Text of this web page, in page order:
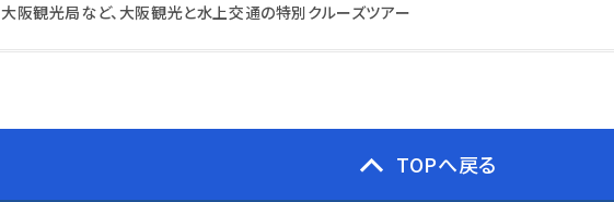
大阪観光局など、大阪観光と水上交通の特別クルーズツアー
TOPへ戻る